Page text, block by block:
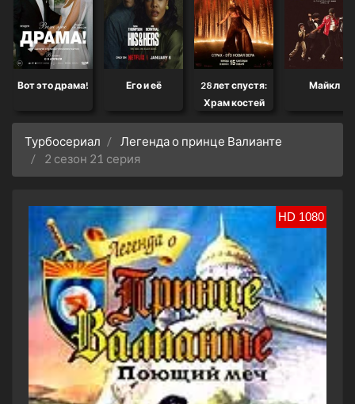
Вот это драма! Его и её
28 лет спустя:
Храм костей
Майкл
Турбосериал
Легенда о принце Валианте
2 сезон 21 серия
HD 1080